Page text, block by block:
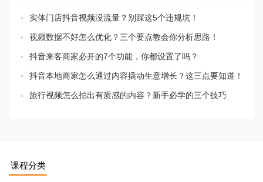
实体门店抖音视频没流量？别踩这5个违规坑！
视频数据不好怎么优化？三个要点教会你分析思路！
抖音来客商家必开的7个功能，你都设置了吗？
抖音本地商家怎么通过内容撬动生意增长？这三点要知道！
旅行视频怎么拍出有质感的内容？新手必学的三个技巧
课程分类